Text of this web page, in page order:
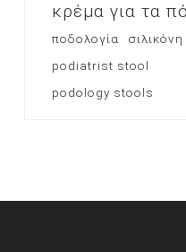
κρέμα για τα
ποδολογία
σιλικόνη
podiatrist stool
podology stools